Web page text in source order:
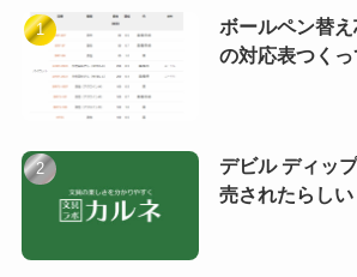
ボールペン替
の対応表つく
デビル ディッ
売されたらしい